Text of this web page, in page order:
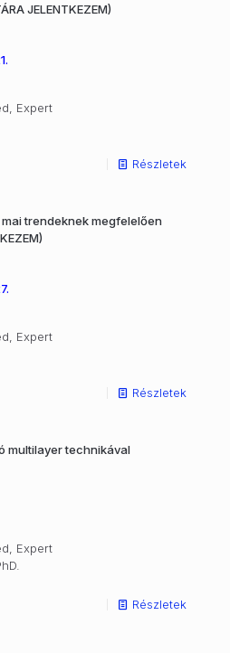
JELENTKEZEM)
Expert
Részletek
trendeknek megfelelően
Expert
Részletek
multilayer technikával
Expert
Részletek